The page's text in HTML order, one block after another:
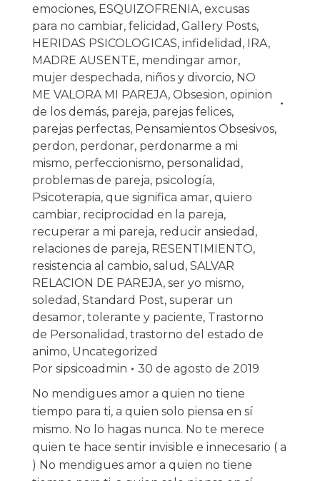
emociones, ESQUIZOFRENIA, excusas
para no cambiar, felicidad , Gallery Posts,
HERIDAS PSICOLOGICAS, infidelidad , IRA,
MADRE AUSENTE, mendingar amor,
mujer despechada, niños y divorcio, NO
ME VALORA MI PAREJA, Obsesion, opinion
de los demás, pareja, parejas felices,
parejas perfectas, Pensamientos Obsesivos,
perdon, perdonar, perdonarme a mi
mismo, perfeccionismo, personalidad ,
problemas de pareja, psicología,
Psicoterapia, que significa amar, quiero
cambiar, reciprocidad en la pareja,
recuperar a mi pareja, reducir ansiedad ,
relaciones de pareja, RESENTIMIENTO,
resistencia al cambio, salud , SALVAR
RELACION DE PAREJA, ser yo mismo,
soledad , Standard Post, superar un
desamor, tolerante y paciente, Trastorno
de Personalidad , trastorno del estado de
animo, Uncategorized
Por sipsicoadmin
30 de agosto de 2019
No mendigues amor a quien no tiene
tiempo para ti, a quien solo piensa en sí
mismo. No lo hagas nunca. No te merece
quien te hace sentir invisible e innecesario ( a
) No mendigues amor a quien no tiene